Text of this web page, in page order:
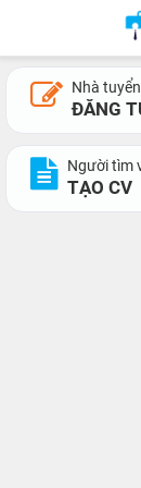
Nhà
ĐĂNG
Người tìm
TẠO CV